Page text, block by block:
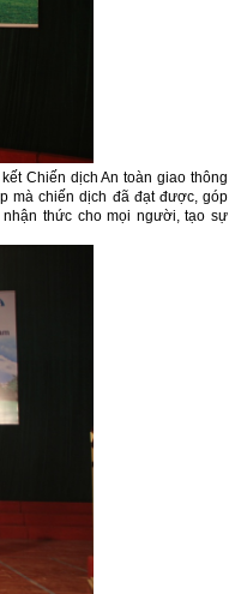
Chiến dịch An toàn giao thông
mà chiến dịch đã đạt được, góp
thức cho mọi người, tạo sự